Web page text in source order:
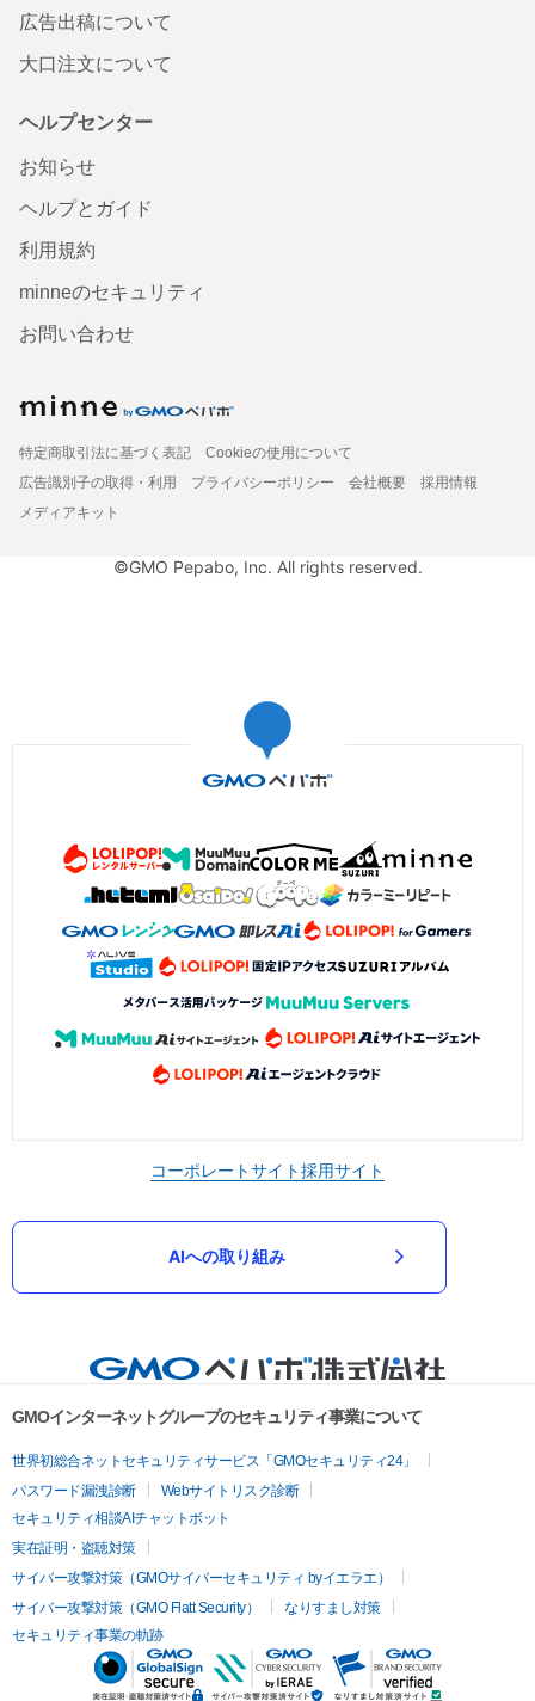
広告出稿について
大口注文について
ヘルプセンター
お知らせ
ヘルプとガイド
利用規約
minneのセキュリティ
お問い合わせ
特定商取引法に基づく表記
Cookieの使用について
広告識別子の取得・利用
プライバシーポリシー 会社概要
採用情報
メディアキット
©GMO Pepabo, Inc. All rights reserved.
コーポレートサイト採用サイト
AIへの取り組み
GMOインターネットグループのセキュリティ事業について
世界初総合ネットセキュリティサービス「GMOセキュリティ24」
パスワード漏洩診断
Webサイトリスク診断
セキュリティ相談AIチャットボット
実在証明・盗聴対策
サイバー攻撃対策（GMOサイバーセキュリティ byイエラエ）
サイバー攻撃対策（GMO Flatt Security）
なりすまし対策
セキュリティ事業の軌跡